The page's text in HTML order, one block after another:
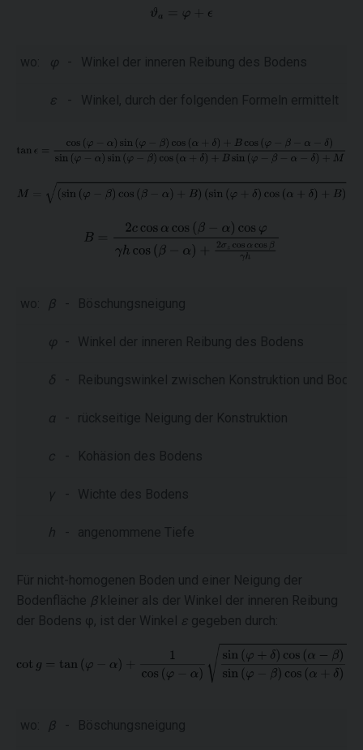
wo: φ - Winkel der inneren Reibung des Bodens
ε - Winkel, durch der folgenden Formeln ermittelt
wo: β - Böschungsneigung
φ - Winkel der inneren Reibung des Bodens
δ - Reibungswinkel zwischen Konstruktion und Boden
α - rückseitige Neigung der Konstruktion
c - Kohäsion des Bodens
γ - Wichte des Bodens
h - angenommene Tiefe
Für nicht-homogenen Boden und einer Neigung der
Bodenfläche β kleiner als der Winkel der inneren Reibung
der Bodens φ, ist der Winkel ε gegeben durch:
wo: β - Böschungsneigung